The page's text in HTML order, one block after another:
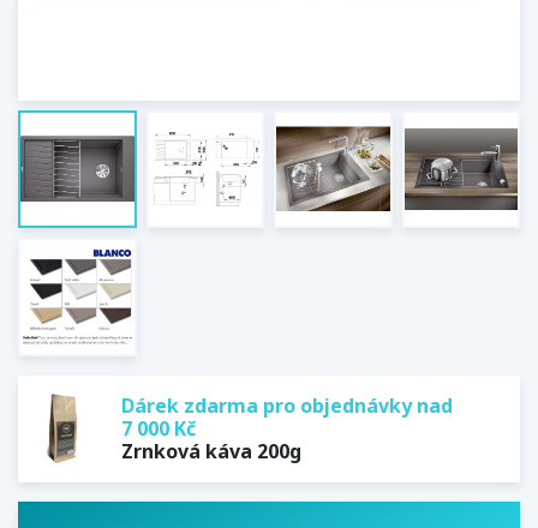
Dárek zdarma pro objednávky nad
7 000 Kč
Zrnková káva 200g